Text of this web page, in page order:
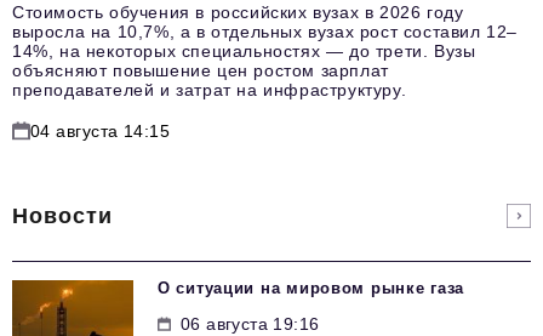
Стоимость обучения в российских вузах в 2026 году
выросла на 10,7%, а в отдельных вузах рост составил 12–
14%, на некоторых специальностях — до трети. Вузы
объясняют повышение цен ростом зарплат
преподавателей и затрат на инфраструктуру.
04 августа 14:15
Новости
О ситуации на мировом рынке газа
06 августа 19:16